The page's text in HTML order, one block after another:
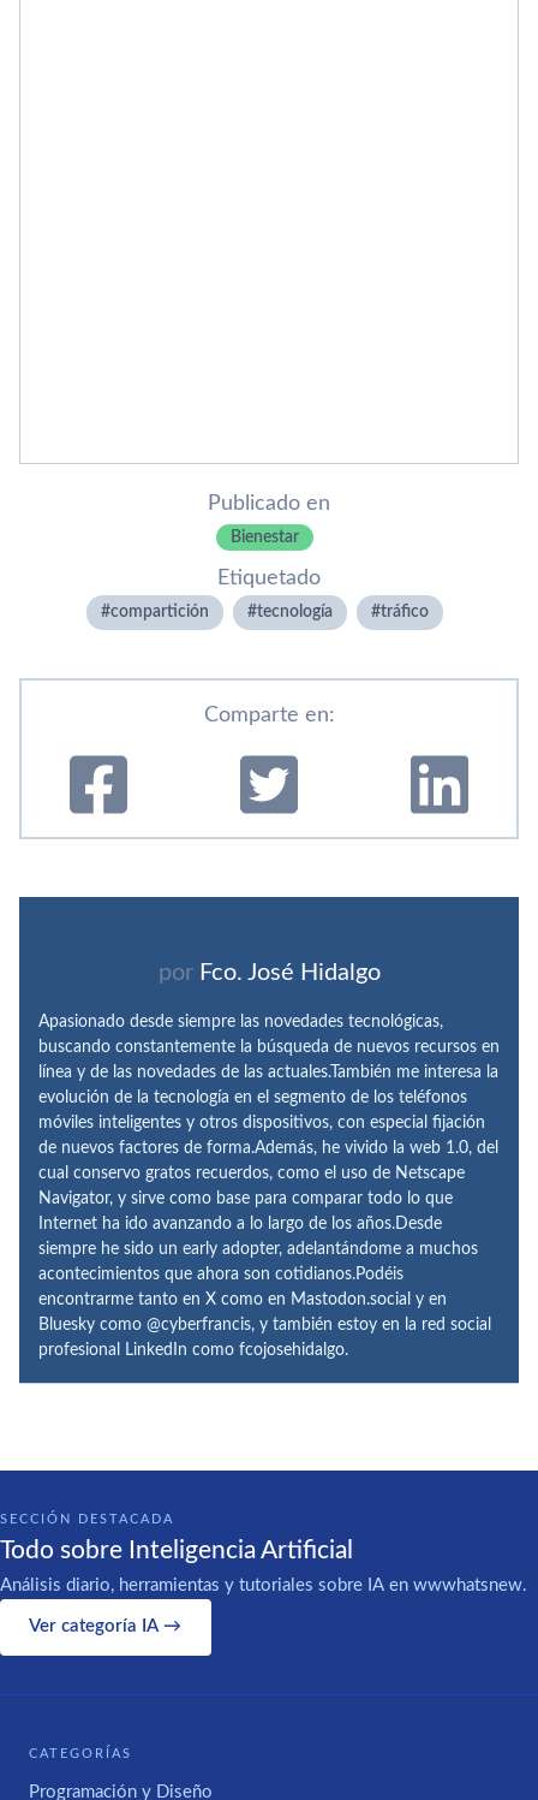
Publicado en
Bienestar
Etiquetado
compartición tecnologí­a tráfico
Comparte en:
por Fco. José Hidalgo
Apasionado desde siempre las novedades tecnológicas,
buscando constantemente la búsqueda de nuevos recursos en
línea y de las novedades de las actuales.También me interesa la
evolución de la tecnología en el segmento de los teléfonos
móviles inteligentes y otros dispositivos, con especial fijación
de nuevos factores de forma.Además, he vivido la web 1.0, del
cual conservo gratos recuerdos, como el uso de Netscape
Navigator, y sirve como base para comparar todo lo que
Internet ha ido avanzando a lo largo de los años.Desde
siempre he sido un early adopter, adelantándome a muchos
acontecimientos que ahora son cotidianos.Podéis
encontrarme tanto en X como en Mastodon.social y en
Bluesky como @cyberfrancis, y también estoy en la red social
profesional LinkedIn como fcojosehidalgo.
SECCIÓN DESTACADA
Todo sobre Inteligencia Artificial
Análisis diario, herramientas y tutoriales sobre IA en wwwhatsnew.
Ver categoría IA →
CATEGORÍAS
Programación y Diseño